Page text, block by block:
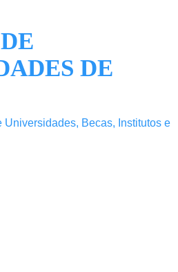
DE
Universidades, Becas, Institutos e